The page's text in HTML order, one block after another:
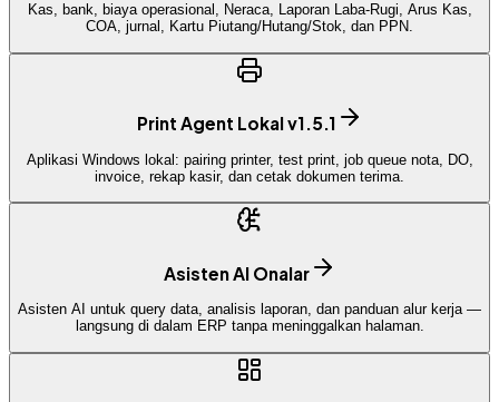
Kas, bank, biaya operasional, Neraca, Laporan Laba-Rugi, Arus Kas,
COA, jurnal, Kartu Piutang/Hutang/Stok, dan PPN.
Print Agent Lokal v1.5.1
Aplikasi Windows lokal: pairing printer, test print, job queue nota, DO,
invoice, rekap kasir, dan cetak dokumen terima.
Asisten AI Onalar
Asisten AI untuk query data, analisis laporan, dan panduan alur kerja —
langsung di dalam ERP tanpa meninggalkan halaman.